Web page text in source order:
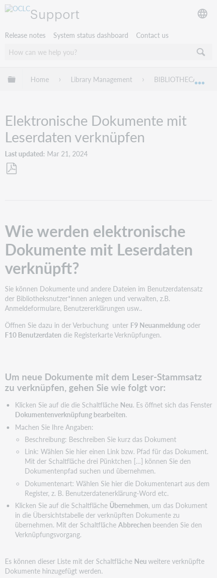
Support
Release notes System status dashboard Contact us
Expand/collapse global hierarchy
Home Library Management BIBLIOTHECA
Elektronische Dokumente mit
Leserdaten verknüpfen
Last updated Mar 21, 2024
Wie werden elektronische
Dokumente mit Leserdaten
verknüpft?
Sie können Dokumente und andere Dateien im Benutzerdatensatz
der Bibliotheksnutzer*innen anlegen und verwalten, z.B.
Anmeldeformulare, Benutzererklärungen usw..
Öffnen Sie dazu in der Verbuchung unter F9 Neuanmeldung oder
F10 Benutzerdaten die Registerkarte Verknüpfungen.
Um neue Dokumente mit dem Leser-Stammsatz
zu verknüpfen, gehen Sie wie folgt vor:
Klicken Sie auf die die Schaltfläche Neu. Es öffnet sich das Fenster
Dokumentenverknüpfung bearbeiten.
Machen Sie Ihre Angaben:
Beschreibung: Beschreiben Sie kurz das Dokument
Link: Wählen Sie hier einen Link bzw. Pfad für das Dokument.
Mit der Schaltfläche drei Pünktchen […] können Sie den
Dokumentenpfad suchen und übernehmen.
Dokumentenart: Wählen Sie hier die Dokumentenart aus dem
Register, z. B. Benutzerdatenerklärung-Word etc.
Klicken Sie auf die Schaltfläche Übernehmen, um das Dokument
in die Übersichtstabelle der verknüpften Dokumente zu
übernehmen. Mit der Schaltfläche Abbrechen beenden Sie den
Verknüpfungsvorgang.
Es können dieser Liste mit der Schaltfläche Neuweitere verknüpfte
Dokumente hinzugefügt werden.